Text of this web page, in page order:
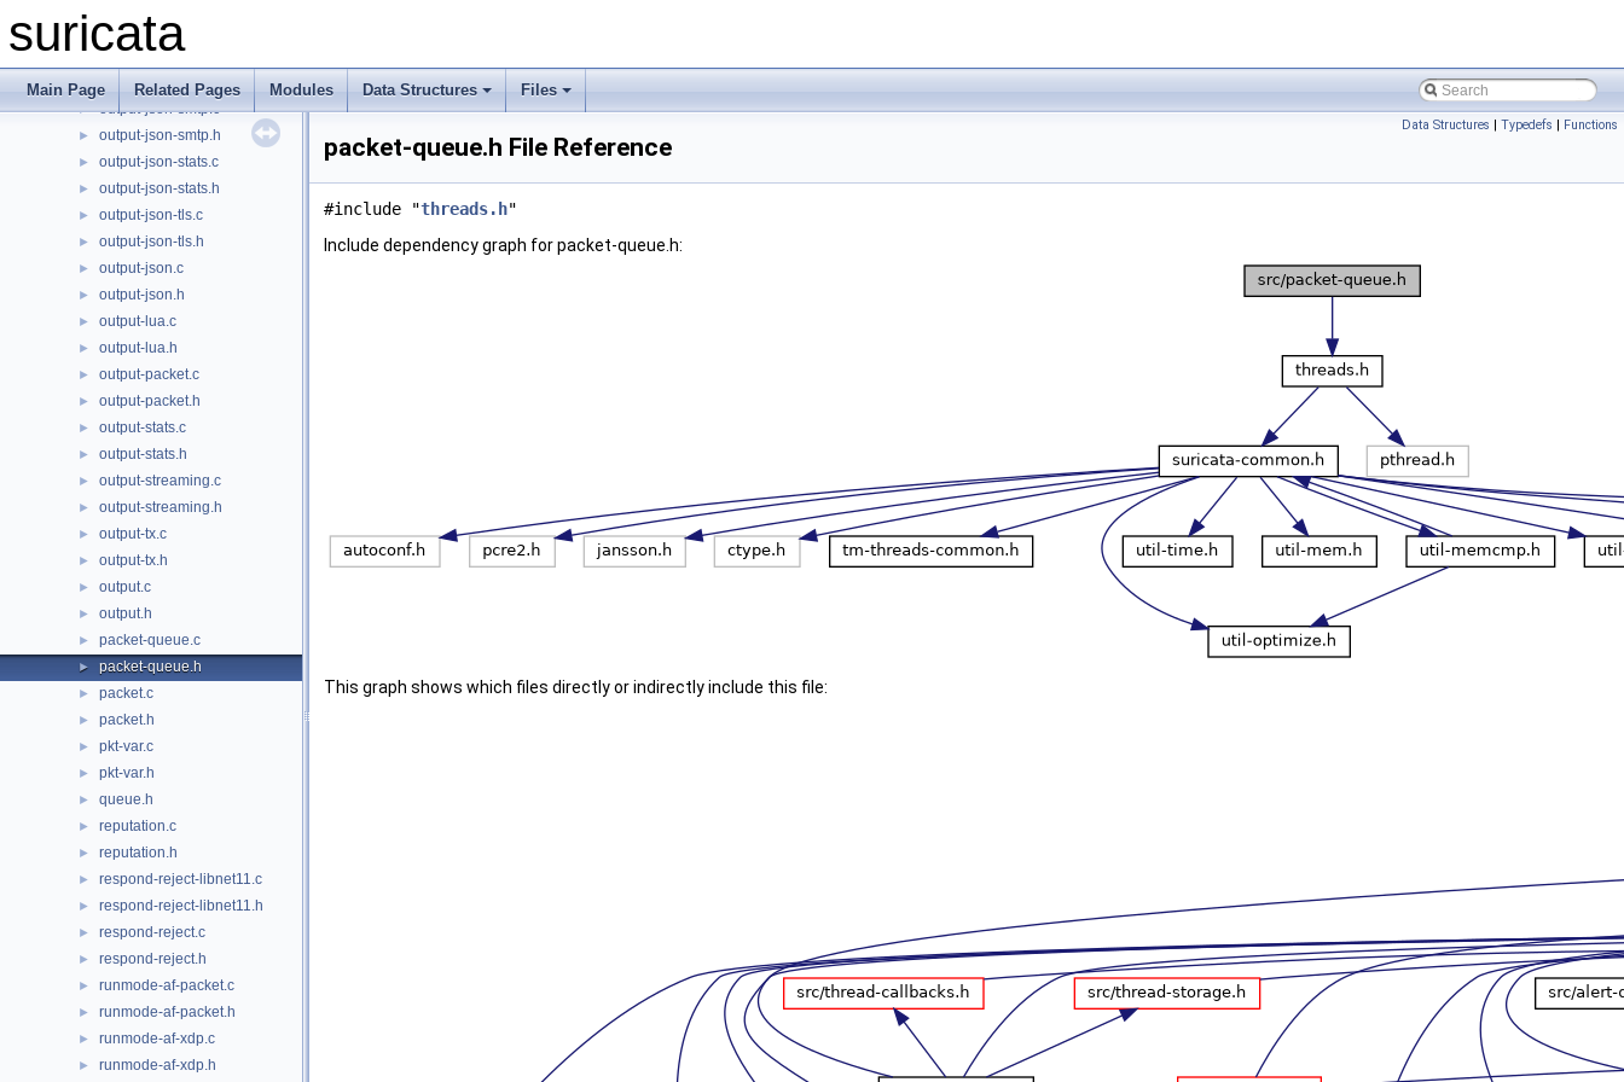
suricata
Main Page Related Pages Modules Data Structures Files
► output-json-pgsql.h
► output-json-smb.c
► output-json-smb.h
► output-json-smtp.c
► output-json-smtp.h
► output-json-stats.c
► output-json-stats.h
► output-json-tls.c
► output-json-tls.h
► output-json.c
► output-json.h
► output-lua.c
► output-lua.h
► output-packet.c
► output-packet.h
► output-stats.c
► output-stats.h
► output-streaming.c
► output-streaming.h
► output-tx.c
► output-tx.h
► output.c
► output.h
► packet-queue.c
► packet-queue.h
► packet.c
► packet.h
► pkt-var.c
► pkt-var.h
► queue.h
► reputation.c
► reputation.h
► respond-reject-libnet11.c
► respond-reject-libnet11.h
► respond-reject.c
► respond-reject.h
► runmode-af-packet.c
► runmode-af-packet.h
► runmode-af-xdp.c
► runmode-af-xdp.h
Data Structures | Typedefs | Functions
packet-queue.h File Reference
#include "threads.h"
Include dependency graph for packet-queue.h:
This graph shows which files directly or indirectly include this file: